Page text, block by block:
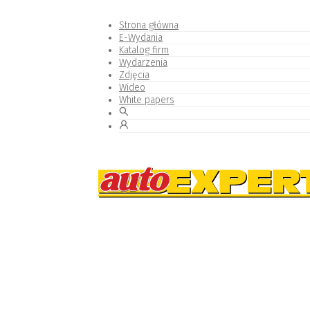
Strona główna
E-Wydania
Katalog firm
Wydarzenia
Zdjęcia
Wideo
White papers